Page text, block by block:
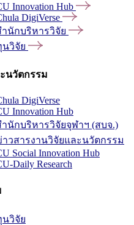
Innovation Hub
DigiVerse
ำนักบริหารวิจัย
วิจัย
นวัตกรรม
DigiVerse
Innovation Hub
ำนักบริหารวิจัยจุฬาฯ (สบจ.)
วสารงานวิจัยและนวัตกรรม
Social Innovation Hub
Daily Research
วิจัย